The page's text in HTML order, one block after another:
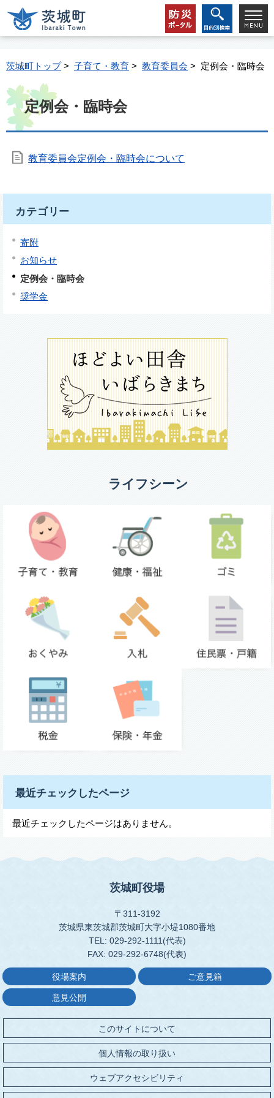
茨城町トップ> 子育て・教育 > 教育委員会 > 定例会・臨時会
定例会・臨時会
教育委員会定例会・臨時会について
カテゴリー
寄附
お知らせ
定例会・臨時会
奨学金
ライフシーン
最近チェックしたページ
最近チェックしたページはありません。
茨城町役場
〒311-3192
茨城県東茨城郡茨城町大字小堤1080番地
TEL: 029-292-1111(代表)
FAX: 029-292-6748(代表)
役場案内 ご意見箱
意見公開
このサイトについて
個人情報の取り扱い
ウェブアクセシビリティ